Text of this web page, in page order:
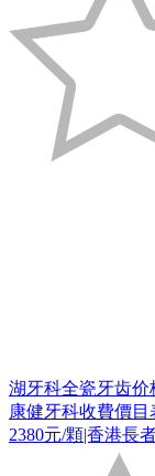
湖牙科全瓷牙齿价
康健牙科收費價
2380元/顆|香港長